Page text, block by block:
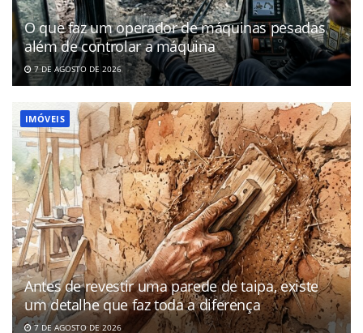
O que faz um operador de máquinas pesadas
além de controlar a máquina
7 DE AGOSTO DE 2026
IMÓVEIS
Antes de revestir uma parede de taipa, existe
um detalhe que faz toda a diferença
7 DE AGOSTO DE 2026